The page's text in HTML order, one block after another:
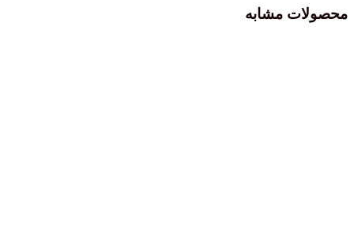
محصولات مشابه